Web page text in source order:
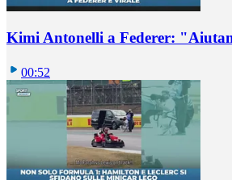
Kimi Antonelli a Federer:
00:52